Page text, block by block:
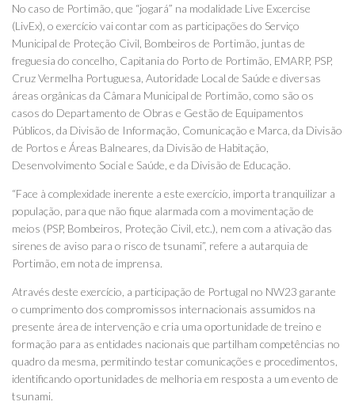
No caso de Portimão, que “jogará” na modalidade Live Excercise
(LivEx), o exercício vai contar com as participações do Serviço
Municipal de Proteção Civil, Bombeiros de Portimão, juntas de
freguesia do concelho, Capitania do Porto de Portimão, EMARP, PSP,
Cruz Vermelha Portuguesa, Autoridade Local de Saúde e diversas
áreas orgânicas da Câmara Municipal de Portimão, como são os
casos do Departamento de Obras e Gestão de Equipamentos
Públicos, da Divisão de Informação, Comunicação e Marca, da Divisão
de Portos e Áreas Balneares, da Divisão de Habitação,
Desenvolvimento Social e Saúde, e da Divisão de Educação.
“Face à complexidade inerente a este exercício, importa tranquilizar a
população, para que não fique alarmada com a movimentação de
meios (PSP, Bombeiros, Proteção Civil, etc.), nem com a ativação das
sirenes de aviso para o risco de tsunami”, refere a autarquia de
Portimão, em nota de imprensa.
Através deste exercício, a participação de Portugal no NW23 garante
o cumprimento dos compromissos internacionais assumidos na
presente área de intervenção e cria uma oportunidade de treino e
formação para as entidades nacionais que partilham competências no
quadro da mesma, permitindo testar comunicações e procedimentos,
identificando oportunidades de melhoria em resposta a um evento de
tsunami.